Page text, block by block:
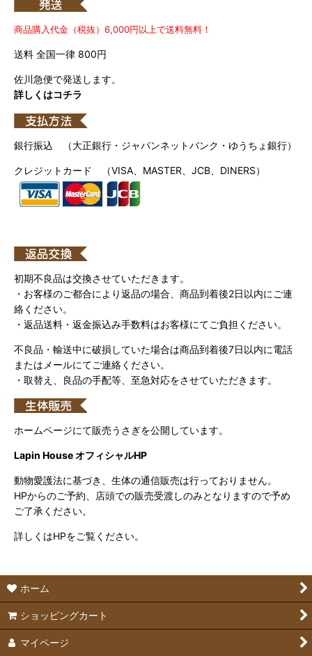
商品購入代金（税抜）6,000円以上で送料無料！
送料 全国一律 800円
佐川急便で発送します。
詳しくはコチラ
銀行振込 （大正銀行・ジャパンネットバンク・ゆうちょ銀行）
クレジットカード （VISA、MASTER、JCB、DINERS）
初期不良品は交換させていただきます。
・お客様のご都合により返品の場合、商品到着後2日以内にご連
絡ください。
・返品送料・返金振込み手数料はお客様にてご負担ください。
不良品・輸送中に破損していた場合は商品到着後7日以内に電話
またはメールにてご連絡ください。
・取替え、良品の手配等、至急対応をさせていただきます。
ホームページにて販売うさぎを公開しています。
Lapin House オフィシャルHP
動物愛護法に基づき、生体の通信販売は行っておりません。
HPからのご予約、店頭での販売受渡しのみとなりますので予め
ご了承ください。
詳しくはHPをご覧ください。
ホーム
ショッピングカート
マイページ